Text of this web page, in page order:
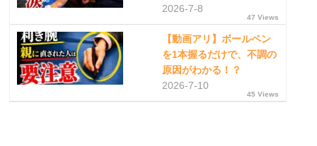
2026-7-8
47 Views
【動画アリ】ボールペン
を1本握るだけで、不調の
原因がわかる！？
2026-7-10
45 Views